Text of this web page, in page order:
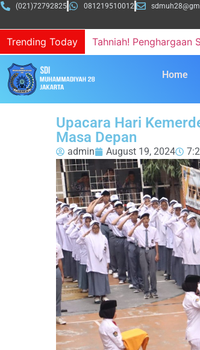
(021)72792825 081219510012
Trending Today MUDELA Classmeet
Home
Upacara Hari
Masa Depan
admin August 19, 2024